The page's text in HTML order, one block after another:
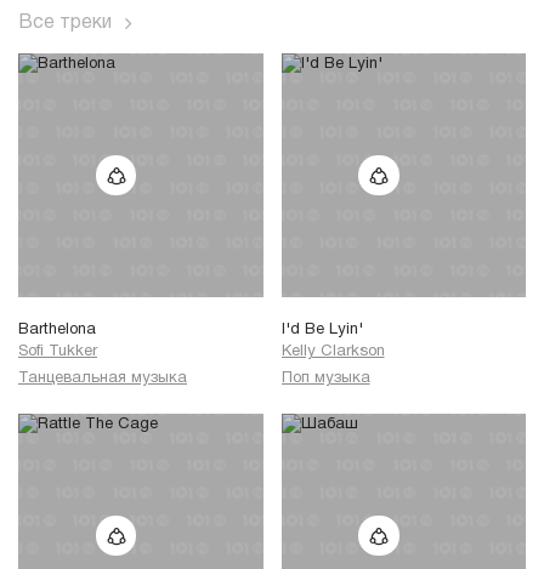
Все треки
Barthelona
Sofi Tukker
Танцевальная музыка
I'd Be Lyin'
Kelly Clarkson
Поп музыка